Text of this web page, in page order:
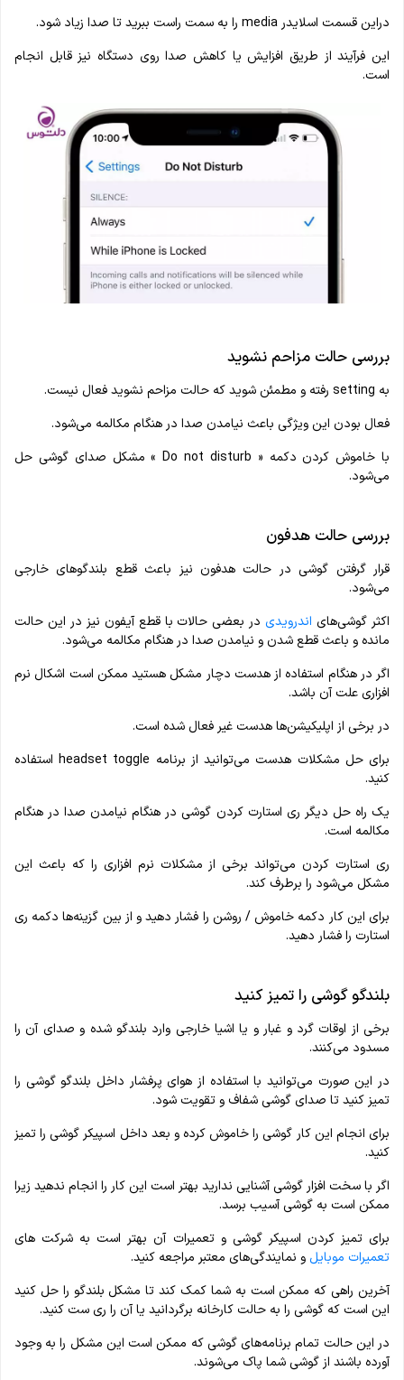
دراین قسمت اسلایدر media را به سمت راست ببرید تا صدا زیاد شود.
این فرآیند از طریق افزایش یا کاهش صدا روی دستگاه نیز قابل انجام
است.
بررسی حالت مزاحم نشوید
به setting رفته و مطمئن شوید که حالت مزاحم نشوید فعال نیست.
فعال بودن این ویژگی باعث نیامدن صدا در هنگام مکالمه می‌شود.
با خاموش کردن دکمه « Do not disturb » مشکل صدای گوشی حل
می‌شود.
بررسی حالت هدفون
قرار گرفتن گوشی در حالت هدفون نیز باعث قطع بلندگوهای خارجی
می‌شود.
اکثر گوشی‌های اندرویدیدر بعضی حالات با قطع آیفون نیز در این حالت
مانده و باعث قطع شدن و نیامدن صدا در هنگام مکالمه می‌شود.
اگر در هنگام استفاده از هدست دچار مشکل هستید ممکن است اشکال نرم
افزاری علت آن باشد.
در برخی از اپلیکیشن‌ها هدست غیر فعال شده است.
برای حل مشکلات هدست می‌توانید از برنامه headset toggle استفاده
کنید.
یک راه حل دیگر ری استارت کردن گوشی در هنگام نیامدن صدا در هنگام
مکالمه است.
ری استارت کردن می‌تواند برخی از مشکلات نرم افزاری را که باعث این
مشکل می‌شود را برطرف کند.
برای این کار دکمه خاموش / روشن را فشار دهید و از بین گزینه‌ها دکمه ری
استارت را فشار دهید.
بلندگو گوشی را تمیز کنید
برخی از اوقات گرد و غبار و یا اشیا خارجی وارد بلندگو شده و صدای آن را
مسدود می‌کنند.
در این صورت می‌توانید با استفاده از هوای پرفشار داخل بلندگو گوشی را
تمیز کنید تا صدای گوشی شفاف و تقویت شود.
برای انجام این کار گوشی را خاموش کرده و بعد داخل اسپیکر گوشی را تمیز
کنید.
اگر با سخت افزار گوشی آشنایی ندارید بهتر است این کار را انجام ندهید زیرا
ممکن است به گوشی آسیب برسد.
برای تمیز کردن اسپیکر گوشی و تعمیرات آن بهتر است به شرکت های
تعمیرات موبایل و نمایندگی‌های معتبر مراجعه کنید.
آخرین راهی که ممکن است به شما کمک کند تا مشکل بلندگو را حل کنید
این است که گوشی را به حالت کارخانه برگردانید یا آن را ری ست کنید.
در این حالت تمام برنامه‌های گوشی که ممکن است این مشکل را به وجود
آورده باشند از گوشی شما پاک می‌شوند.